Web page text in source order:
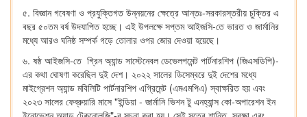
৫. বিজ্ঞান গবেষণা ও প্রযুক্তিগত উন্নয়নের ক্ষেত্রে আন্তঃ-সরকারস্তরীয় চুক্তির এ
বছর ৫০তম বর্ষ উদযাপিত হচ্ছে। এই উপলক্ষে সপ্তম আইজসি-তে ভারত ও জার্মানির
মধ্যে আরও ঘনিষ্ঠ সম্পর্ক গড়ে তোলার ওপর জোর দেওয়া হয়েছে।
৬. ষষ্ঠ আইজসি-তে গ্রিন অ্যান্ড সাস্টেনেবল ডেভেলপমেন্ট পার্টনারশিপ (জিএসডিপি)-
এর কথা ঘোষণা করেছিল দুই দেশ। ২০২২ সালের ডিসেম্বরে দুই দেশের মধ্যে
মাইগ্রেশন অ্যান্ড মবিলিটি পার্টনারশিপ এগ্রিমেন্ট (এমএমপিএ) স্বাক্ষরিত হয় এবং
২০২৩ সালের ফেব্রুয়ারি মাসে "ইন্ডিয়া - জার্মানি ভিশন টু এনহ্যান্স কো-অপারেশন ইন